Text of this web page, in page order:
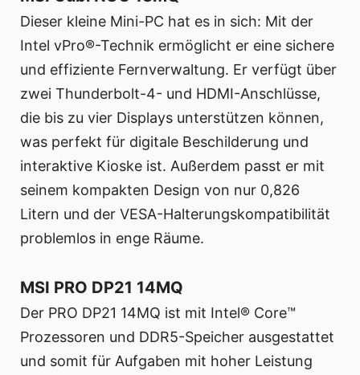
Dieser kleine Mini-PC hat es in sich: Mit der
Intel vPro®-Technik ermöglicht er eine sichere
und effiziente Fernverwaltung. Er verfügt über
zwei Thunderbolt-4- und HDMI-Anschlüsse,
die bis zu vier Displays unterstützen können,
was perfekt für digitale Beschilderung und
interaktive Kioske ist. Außerdem passt er mit
seinem kompakten Design von nur 0,826
Litern und der VESA-Halterungskompatibilität
problemlos in enge Räume.
MSI PRO DP21 14MQ
Der PRO DP21 14MQ ist mit Intel® Core™
Prozessoren und DDR5-Speicher ausgestattet
und somit für Aufgaben mit hoher Leistung